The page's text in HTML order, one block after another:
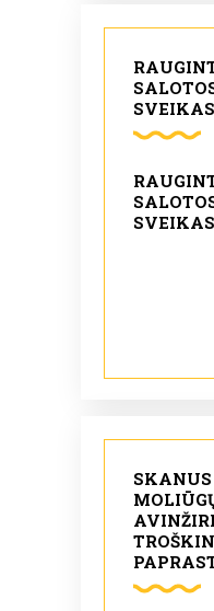
SKANUS